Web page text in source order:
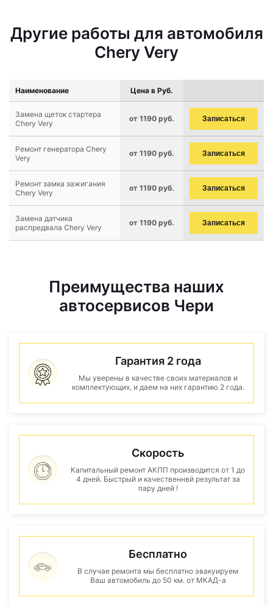
Другие работы для автомобиля
Chery Very
Наименование Цена в Руб.
Замена щеток стартера
Chery Very
от 1190 руб. Записаться
Ремонт генератора Chery
Very
от 1190 руб. Записаться
Ремонт замка зажигания
Chery Very
от 1190 руб. Записаться
Замена датчика
распредвала Chery Very
от 1190 руб. Записаться
Преимущества наших
автосервисов Чери
Гарантия 2 года
Мы уверены в качестве своих материалов и
комплектующих, и даем на них гарантию 2 года.
Скорость
Капитальный ремонт АКПП производится от 1 до
4 дней. Быстрый и качественнвй результат за
пару дней !
Бесплатно
В случае ремонта мы бесплатно эвакуируем
Ваш автомобиль до 50 км. от МКАД-а